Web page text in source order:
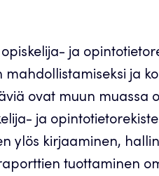
ja
mahdollistamiseksi ja
ovat muun muassa
ja
ylös kirjaaminen,
tuottaminen